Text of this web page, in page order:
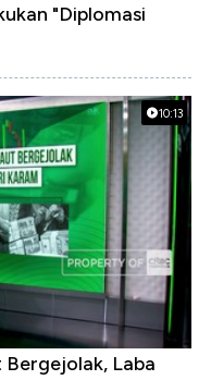
"Diplomasi
10:13
Laba